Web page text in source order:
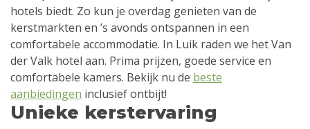
hotels biedt. Zo kun je overdag genieten van de
kerstmarkten en ’s avonds ontspannen in een
comfortabele accommodatie. In Luik raden we het Van
der Valk hotel aan. Prima prijzen, goede service en
comfortabele kamers. Bekijk nu de beste
aanbiedingen inclusief ontbijt!
Unieke kerstervaring